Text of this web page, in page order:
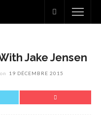
Jake Jensen
on
19 DÉCEMBRE 2015